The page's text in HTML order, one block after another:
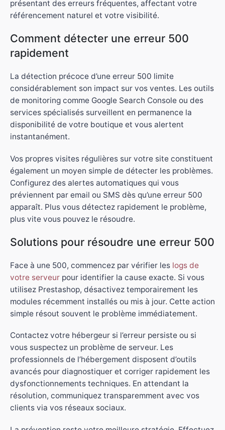
présentant des erreurs fréquentes, affectant votre
référencement naturel et votre visibilité.
Comment détecter une erreur 500
rapidement
La détection précoce d’une erreur 500 limite
considérablement son impact sur vos ventes. Les outils
de monitoring comme Google Search Console ou des
services spécialisés surveillent en permanence la
disponibilité de votre boutique et vous alertent
instantanément.
Vos propres visites régulières sur votre site constituent
également un moyen simple de détecter les problèmes.
Configurez des alertes automatiques qui vous
préviennent par email ou SMS dès qu’une erreur 500
apparaît. Plus vous détectez rapidement le problème,
plus vite vous pouvez le résoudre.
Solutions pour résoudre une erreur 500
Face à une 500, commencez par vérifier les logs de
votre serveur pour identifier la cause exacte. Si vous
utilisez Prestashop, désactivez temporairement les
modules récemment installés ou mis à jour. Cette action
simple résout souvent le problème immédiatement.
Contactez votre hébergeur si l’erreur persiste ou si
vous suspectez un problème de serveur. Les
professionnels de l’hébergement disposent d’outils
avancés pour diagnostiquer et corriger rapidement les
dysfonctionnements techniques. En attendant la
résolution, communiquez transparemment avec vos
clients via vos réseaux sociaux.